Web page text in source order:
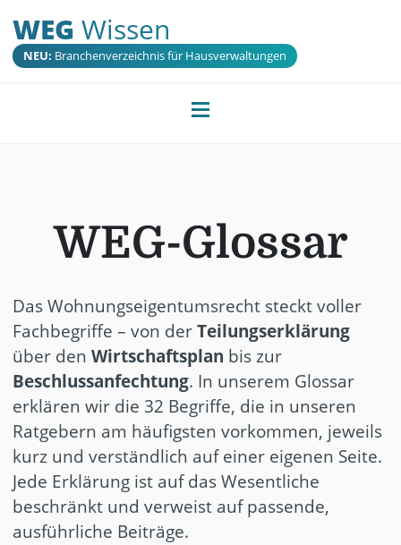
WEG Wissen
NEU: Branchenverzeichnis für Hausverwaltungen
WEG-Glossar
Das Wohnungseigentumsrecht steckt voller
Fachbegriffe – von der Teilungserklärung
über den Wirtschaftsplan bis zur
Beschlussanfechtung. In unserem Glossar
erklären wir die 32 Begriffe, die in unseren
Ratgebern am häufigsten vorkommen, jeweils
kurz und verständlich auf einer eigenen Seite.
Jede Erklärung ist auf das Wesentliche
beschränkt und verweist auf passende,
ausführliche Beiträge.